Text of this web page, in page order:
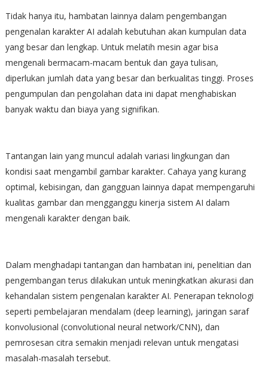
Tidak hanya itu, hambatan lainnya dalam pengembangan
pengenalan karakter AI adalah kebutuhan akan kumpulan data
yang besar dan lengkap. Untuk melatih mesin agar bisa
mengenali bermacam-macam bentuk dan gaya tulisan,
diperlukan jumlah data yang besar dan berkualitas tinggi. Proses
pengumpulan dan pengolahan data ini dapat menghabiskan
banyak waktu dan biaya yang signifikan.
Tantangan lain yang muncul adalah variasi lingkungan dan
kondisi saat mengambil gambar karakter. Cahaya yang kurang
optimal, kebisingan, dan gangguan lainnya dapat mempengaruhi
kualitas gambar dan mengganggu kinerja sistem AI dalam
mengenali karakter dengan baik.
Dalam menghadapi tantangan dan hambatan ini, penelitian dan
pengembangan terus dilakukan untuk meningkatkan akurasi dan
kehandalan sistem pengenalan karakter AI. Penerapan teknologi
seperti pembelajaran mendalam (deep learning), jaringan saraf
konvolusional (convolutional neural network/CNN), dan
pemrosesan citra semakin menjadi relevan untuk mengatasi
masalah-masalah tersebut.